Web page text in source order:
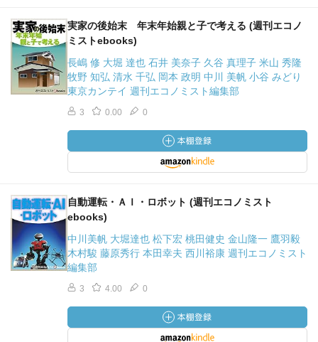
実家の後始末 年末年始親と子で考える (週刊エコノ
ミストebooks)
長嶋 修 大堀 達也 石井 美奈子 久谷 真理子 米山 秀隆
牧野 知弘 清水 千弘 岡本 政明 中川 美帆 小谷 みどり
東京カンテイ 週刊エコノミスト編集部
3 0.00 0
自動運転・ＡＩ・ロボット (週刊エコノミスト
ebooks)
中川美帆 大堀達也 松下宏 桃田健史 金山隆一 鷹羽毅
木村駿 藤原秀行 本田幸夫 西川裕康 週刊エコノミスト
編集部
3 4.00 0